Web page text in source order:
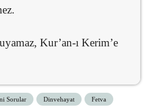
Kur’an-ı Kerim’e
Sorular Dinvehayat Fetva